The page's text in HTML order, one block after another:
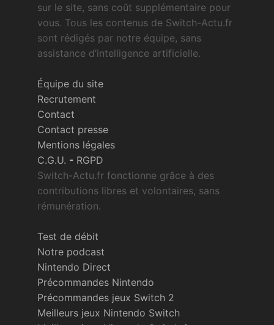
sur le site, sans coût supplémentaire pour
vous. Tous les contenus de Switch-Actu.fr
sont rédigés par notre équipe, sans
assistance d’intelligence artificielle.
Équipe du site
Recrutement
Contact
Contact presse
Mentions légales
C.G.U. - RGPD
Switch-Actu.fr fonctionne grâce à des
contributions libres et volontaires, sans
rémunération.
Test de débit
Notre podcast
Nintendo Direct
Précommandes Nintendo
Précommandes jeux Switch 2
Meilleurs jeux Nintendo Switch